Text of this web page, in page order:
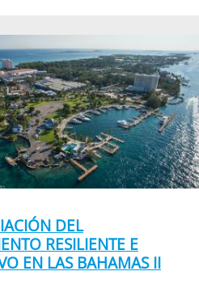
DEL
RESILIENTE E
EN LAS BAHAMAS II